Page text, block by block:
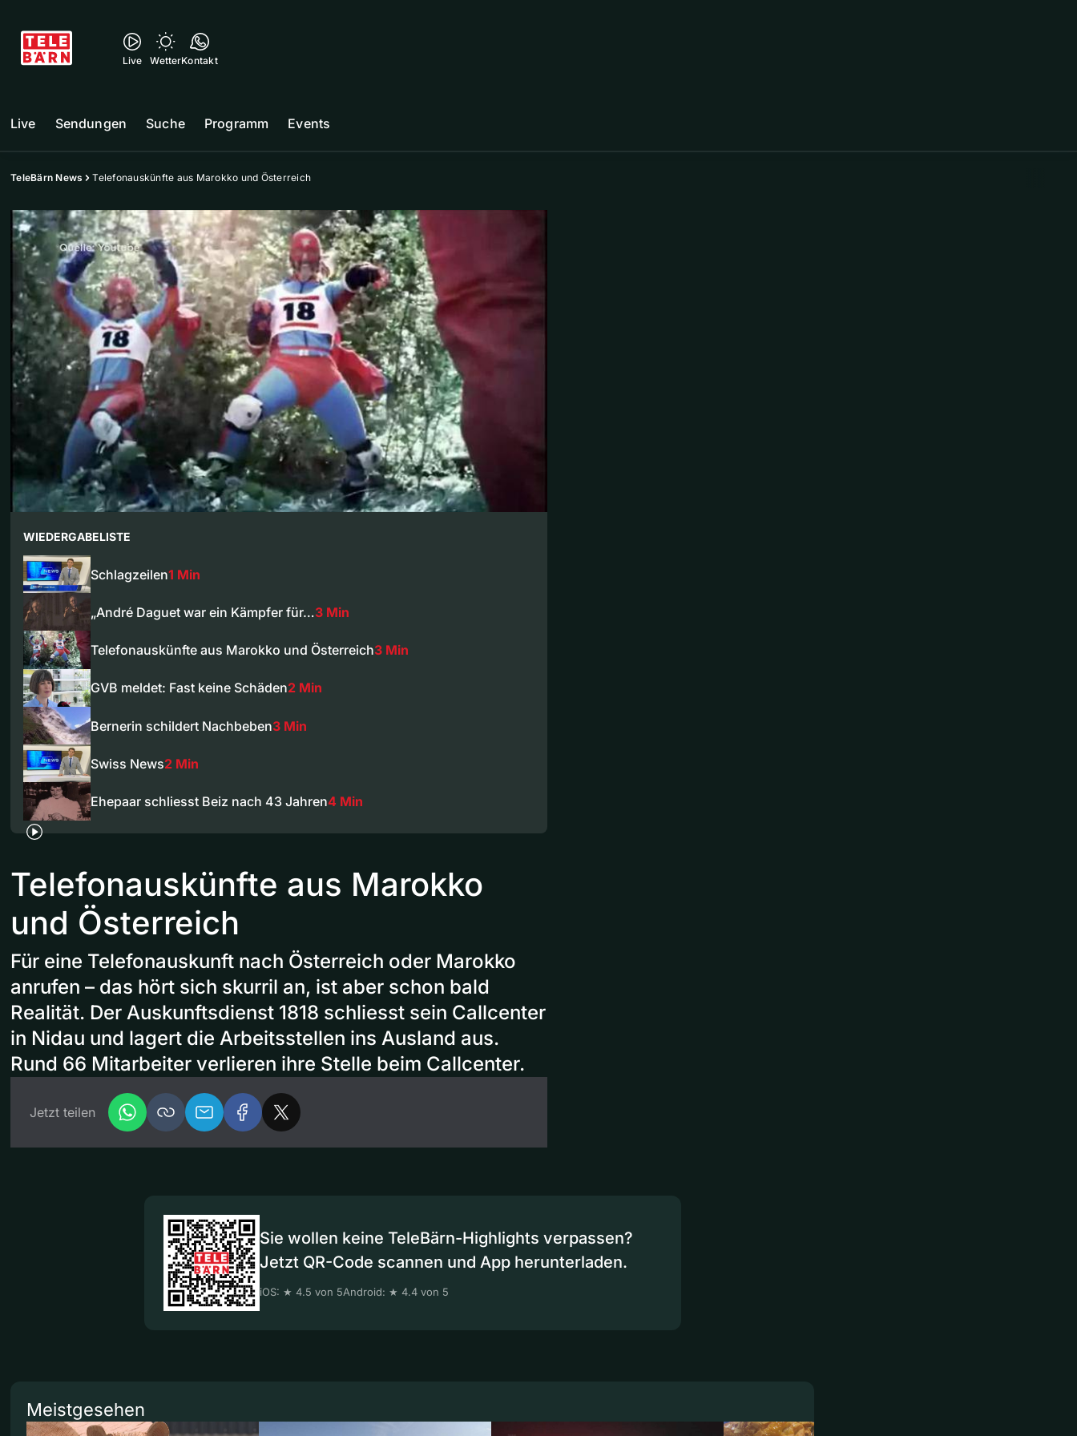
Live WetterKontakt
Live Sendungen Suche Programm Events
TeleBärn News Telefonauskünfte aus Marokko und Österreich
WIEDERGABELISTE
Schlagzeilen1 Min
„André Daguet war ein Kämpfer für…3 Min
Telefonauskünfte aus Marokko und Österreich3 Min
GVB meldet: Fast keine Schäden2 Min
Bernerin schildert Nachbeben3 Min
Swiss News2 Min
Ehepaar schliesst Beiz nach 43 Jahren4 Min
Telefonauskünfte aus Marokko
und Österreich
Für eine Telefonauskunft nach Österreich oder Marokko
anrufen – das hört sich skurril an, ist aber schon bald
Realität. Der Auskunftsdienst 1818 schliesst sein Callcenter
in Nidau und lagert die Arbeitsstellen ins Ausland aus.
Rund 66 Mitarbeiter verlieren ihre Stelle beim Callcenter.
Jetzt teilen
Sie wollen keine TeleBärn-Highlights verpassen?
Jetzt QR-Code scannen und App herunterladen.
iOS: ★ 4.5 von 5Android: ★ 4.4 von 5
Meistgesehen